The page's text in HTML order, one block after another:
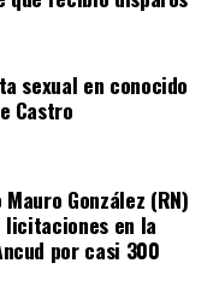
al Dante Jara
recibido por
lejano norte. Es
este caso, todos
y, mientras se
del pequeño
pies de Fernando
signifique más
a la cura de su hijo
sexual en conocido
Castro
González (RN)
en la
por casi 300